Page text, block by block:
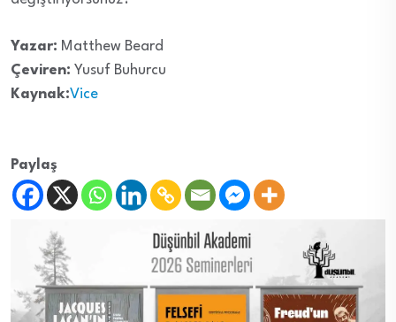
Yazar: Matthew Beard
Çeviren: Yusuf Buhurcu
Kaynak:Vice
Paylaş